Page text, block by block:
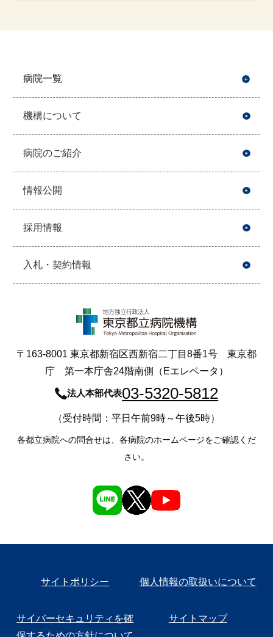
病院一覧
機構について
病院のご紹介
情報公開
採用情報
入札・契約情報
〒163-8001 東京都新宿区西新宿二丁目8番1号 東京都
庁 第一本庁舎24階南側（Eエレベータ）
法人本部代表03-5320-5812
（受付時間：平日午前9時～午後5時）
各都立病院への問合せは、各病院のホームページをご確認くだ
さい。
サイトポリシー 個人情報の取扱いについて
サイバーセキュリティを確
サイトマップ